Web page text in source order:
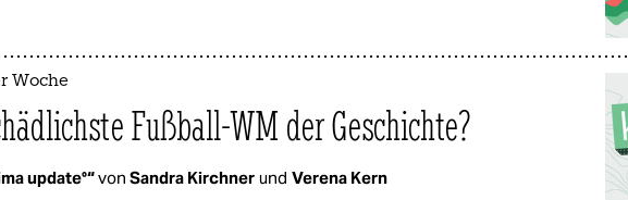
Woche
Fußball-WM der Geschichte?
update°“von Sandra Kirchner und Verena Kern